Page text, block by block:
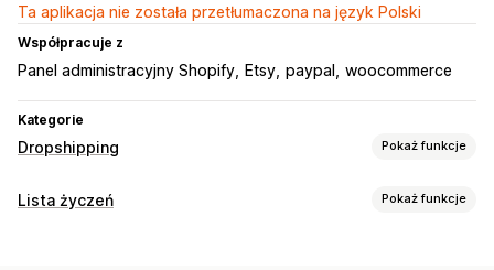
Ta aplikacja nie została przetłumaczona na język Polski
Współpracuje z
Panel administracyjny Shopify Etsy paypal woocommerce
Kategorie
Dropshipping Pokaż funkcje
Produkty, które możesz sprzedawać
Lista życzeń Pokaż funkcje